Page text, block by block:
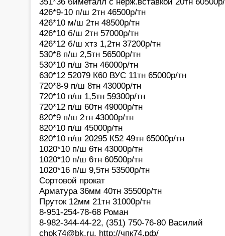
426*9-10 п/ш 2тн 46500р/тн
426*10 м/ш 2тн 48500р/тн
426*10 б/ш 2тн 57000р/тн
426*12 б/ш хтз 1,2тн 37200р/тн
530*8 п/ш 2,5тн 56500р/тн
530*10 п/ш 3тн 46000р/тн
630*12 52079 К60 ВУС 11тн 65000р/тн
720*8-9 п/ш 8тн 43000р/тн
720*10 п/ш 1,5тн 59300р/тн
720*12 п/ш 60тн 49000р/тн
820*9 п/ш 2тн 43000р/тн
820*10 п/ш 45000р/тн
820*10 п/ш 20295 К52 49тн 65000р/тн
1020*10 п/ш 6тн 43000р/тн
1020*10 п/ш 6тн 60500р/тн
1020*16 п/ш 9,5тн 53500р/тн
Сортовой прокат
Арматура 36мм 40тн 35500р/тн
Пруток 12мм 21тн 31000р/тн
8-951-254-78-68 Роман
8-982-344-44-22, (351) 750-76-80 Василий
chpk74@bk.ru, http://чпк74.рф/